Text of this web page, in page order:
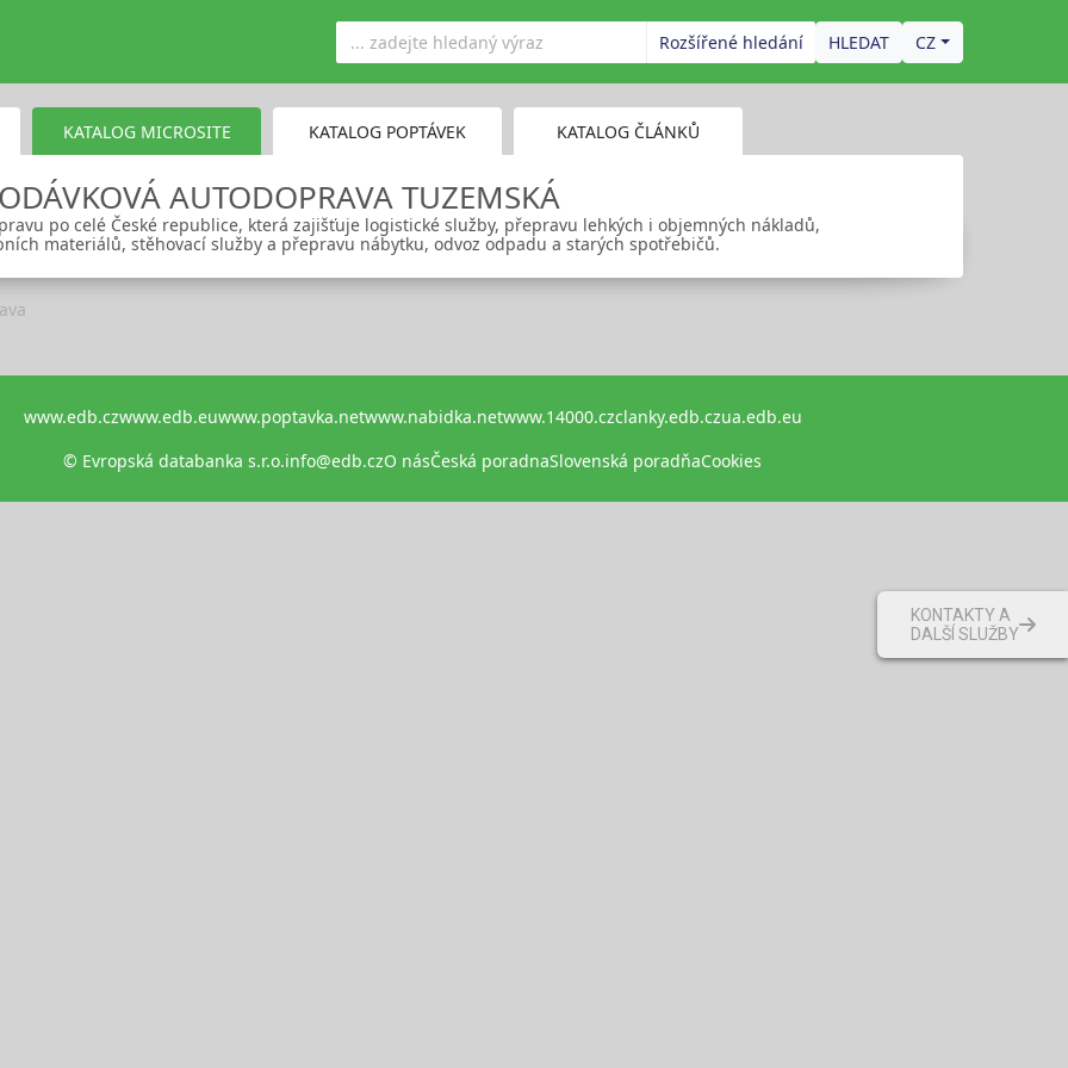
Rozšířené hledání CZ
KATALOG MICROSITE KATALOG POPTÁVEK KATALOG ČLÁNKŮ
AUTODOPRAVA TUZEMSKÁ
po celé České republice, která zajišťuje logistické služby, přepravu lehkých i objemných nákladů,
materiálů, stěhovací služby a přepravu nábytku, odvoz odpadu a starých spotřebičů.
www.edb.czwww.edb.euwww.poptavka.netwww.nabidka.netwww.14000.czclanky.edb.czua.edb.eu
© Evropská databanka s.r.o.info@edb.czO násČeská poradnaSlovenská poradňaCookies
KONTAKTY A
DALŠÍ SLUŽBY